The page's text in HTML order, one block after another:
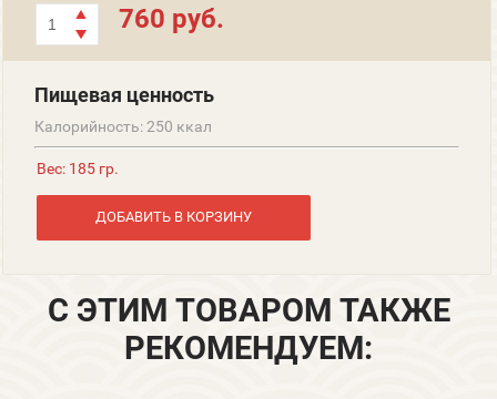
760 руб.
Пищевая ценность
Калорийность: 250 ккал
Вес: 185 гр.
ДОБАВИТЬ В КОРЗИНУ
С ЭТИМ ТОВАРОМ ТАКЖЕ
РЕКОМЕНДУЕМ: